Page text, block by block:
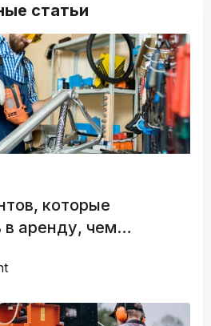
статьи
которые
в аренду, чем